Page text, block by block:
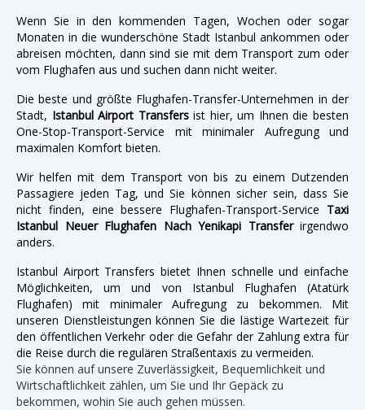
Wenn Sie in den kommenden Tagen, Wochen oder sogar
Monaten in die wunderschöne Stadt Istanbul ankommen oder
abreisen möchten, dann sind sie mit dem Transport zum oder
vom Flughafen aus und suchen dann nicht weiter.
Die beste und größte Flughafen-Transfer-Unternehmen in der
Stadt, Istanbul Airport Transfersist hier, um Ihnen die besten
One-Stop-Transport-Service mit minimaler Aufregung und
maximalen Komfort bieten.
Wir helfen mit dem Transport von bis zu einem Dutzenden
Passagiere jeden Tag, und Sie können sicher sein, dass Sie
nicht finden, eine bessere Flughafen-Transport-Service Taxi
Istanbul Neuer Flughafen Nach Yenikapi Transferirgendwo
anders.
Istanbul Airport Transfers bietet Ihnen schnelle und einfache
Möglichkeiten, um und von Istanbul Flughafen (Atatürk
Flughafen) mit minimaler Aufregung zu bekommen. Mit
unseren Dienstleistungen können Sie die lästige Wartezeit für
den öffentlichen Verkehr oder die Gefahr der Zahlung extra für
die Reise durch die regulären Straßentaxis zu vermeiden.
Sie können auf unsere Zuverlässigkeit, Bequemlichkeit und
Wirtschaftlichkeit zählen, um Sie und Ihr Gepäck zu
bekommen, wohin Sie auch gehen müssen.